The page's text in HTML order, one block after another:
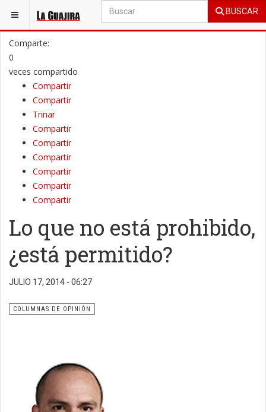
BUSCAR
ESTÁ AQUÍ: OPINIÓN COLUMNAS DE OPINIÓN
Comparte:
0
veces compartido
Compartir
Compartir
Trinar
Compartir
Compartir
Compartir
Compartir
Compartir
Compartir
Lo que no está prohibido,
¿está permitido?
JULIO 17, 2014 - 06:27
COLUMNAS DE OPINIÓN